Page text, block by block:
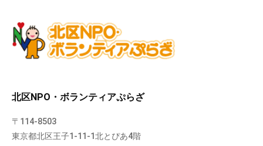
北区NPO・ボランティアぷらざ
〒114-8503
東京都北区王子1-11-1北とぴあ4階